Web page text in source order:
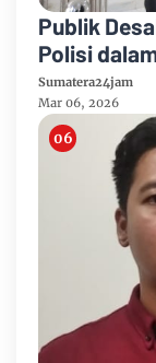
Publik
Polisi
di Polda
Sumatera24jam
Mar 06, 2026